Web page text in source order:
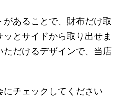
あることで、財布だけ取
ッとサイドから取り出せま
だけるデザインで、当店
チェックしてください